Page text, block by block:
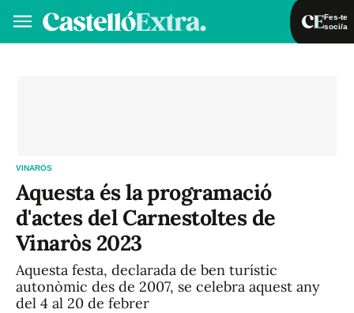
Fes-te
soci/a
VINARÒS
Aquesta és la programació
d'actes del Carnestoltes de
Vinaròs 2023
Aquesta festa, declarada de ben turístic
autonòmic des de 2007, se celebra aquest any
del 4 al 20 de febrer